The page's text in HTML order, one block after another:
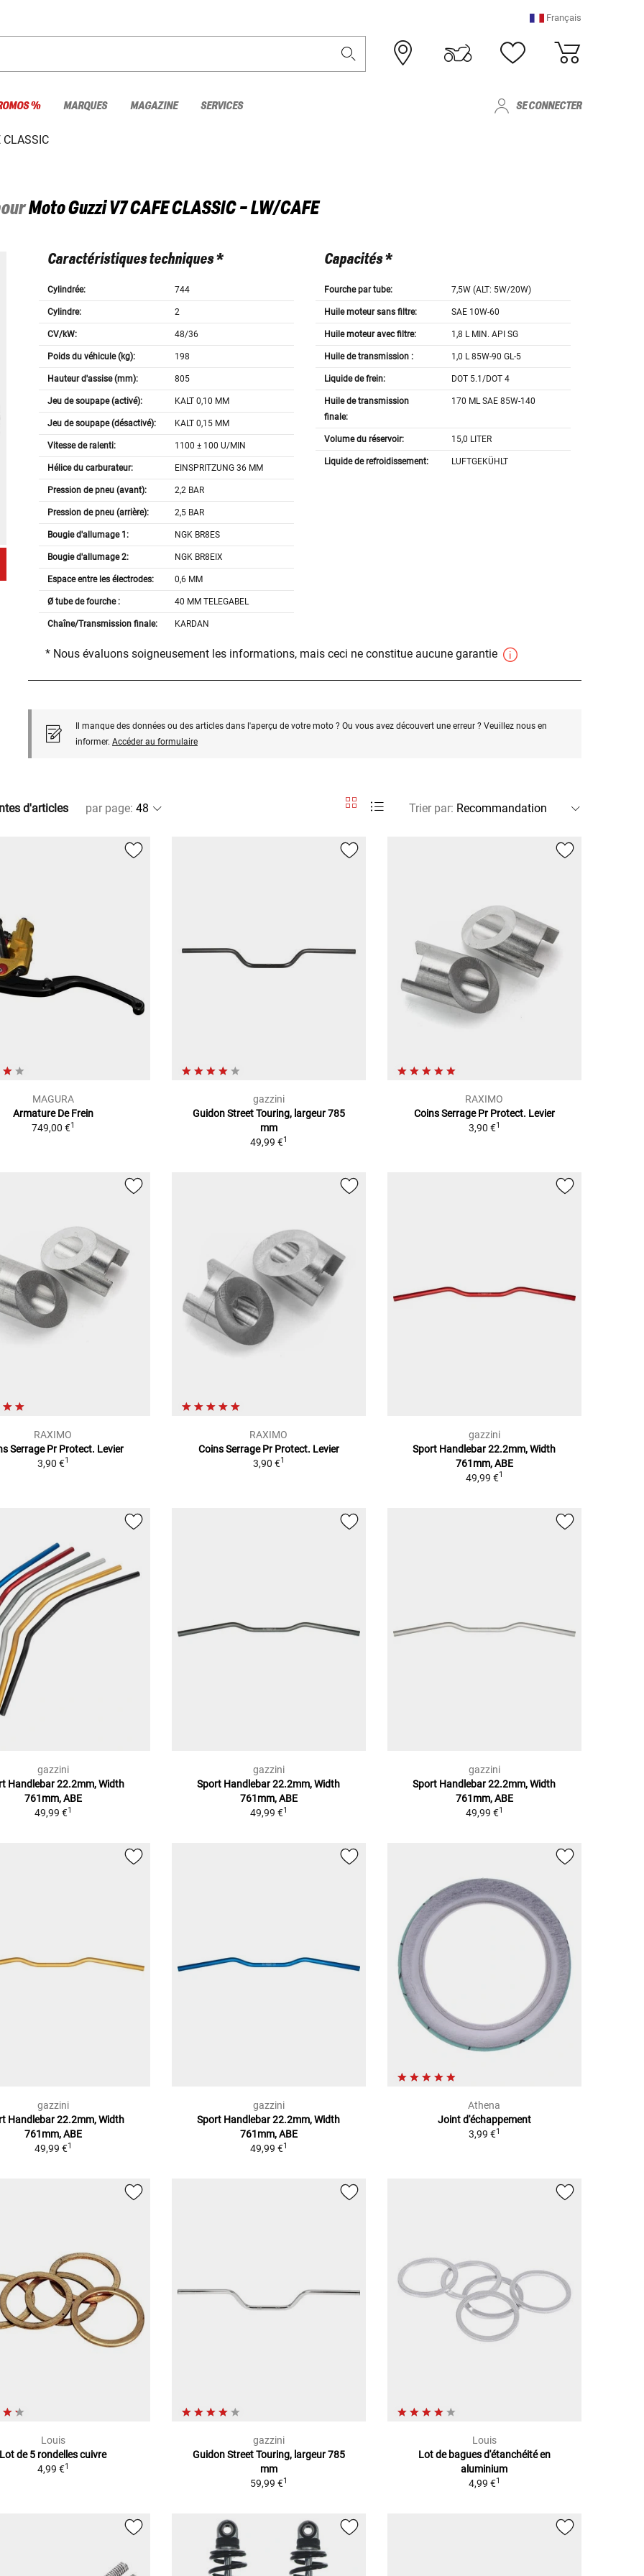
Français
% MARQUES MAGAZINE SERVICES SE CONNECTER
CLASSIC
Moto Guzzi V7 CAFE CLASSIC - LW/CAFE
Caractéristiques techniques *
Cylindrée: 744
Cylindre: 2
CV/kW: 48/36
Poids du véhicule (kg): 198
Hauteur d'assise (mm): 805
Jeu de soupape (activé): KALT 0,10 MM
Jeu de soupape (désactivé): KALT 0,15 MM
Vitesse de ralenti: 1100 ± 100 U/MIN
Hélice du carburateur: EINSPRITZUNG 36 MM
Pression de pneu (avant): 2,2 BAR
Pression de pneu (arrière): 2,5 BAR
Bougie d'allumage 1: NGK BR8ES
Bougie d'allumage 2: NGK BR8EIX
Espace entre les électrodes: 0,6 MM
Ø tube de fourche : 40 MM TELEGABEL
Chaîne/Transmission finale: KARDAN
Capacités *
Fourche par tube: 7,5W (ALT: 5W/20W)
Huile moteur sans filtre: SAE 10W-60
Huile moteur avec filtre: 1,8 L MIN. API SG
Huile de transmission : 1,0 L 85W-90 GL-5
Liquide de frein: DOT 5.1/DOT 4
Huile de transmission
finale:
170 ML SAE 85W-140
Volume du réservoir: 15,0 LITER
Liquide de refroidissement: LUFTGEKÜHLT
* Nous évaluons soigneusement les informations, mais ceci ne constitue aucune garantie
Il manque des données ou des articles dans l'aperçu de votre moto ? Ou vous avez découvert une erreur ? Veuillez nous en
informer. Accéder au formulaire
d'articles par page: Trier par:
MAGURA
Armature De Frein
749,00 €1
gazzini
Guidon Street Touring, largeur 785
mm
49,99 €1
RAXIMO
Coins Serrage Pr Protect. Levier
3,90 €1
RAXIMO
Serrage Pr Protect. Levier
3,90 €1
RAXIMO
Coins Serrage Pr Protect. Levier
3,90 €1
gazzini
Sport Handlebar 22.2mm, Width
761mm, ABE
49,99 €1
gazzini
Handlebar 22.2mm, Width
761mm, ABE
49,99 €1
gazzini
Sport Handlebar 22.2mm, Width
761mm, ABE
49,99 €1
gazzini
Sport Handlebar 22.2mm, Width
761mm, ABE
49,99 €1
gazzini
Handlebar 22.2mm, Width
761mm, ABE
49,99 €1
gazzini
Sport Handlebar 22.2mm, Width
761mm, ABE
49,99 €1
Athena
Joint d'échappement
3,99 €1
Louis
Lot de 5 rondelles cuivre
4,99 €1
gazzini
Guidon Street Touring, largeur 785
mm
59,99 €1
Louis
Lot de bagues d'étanchéité en
aluminium
4,99 €1